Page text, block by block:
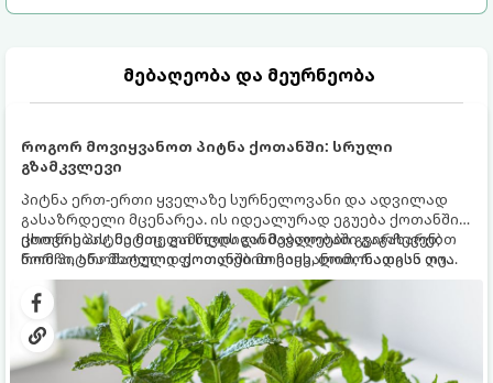
მებაღეობა და მეურნეობა
როგორ მოვიყვანოთ პიტნა ქოთანში: სრული
გზამკვლევი
პიტნა ერთ-ერთი ყველაზე სურნელოვანი და ადვილად
გასაზრდელი მცენარეა. ის იდეალურად ეგუება ქოთანში
ცხოვრებას, მეტიც, გამოცდილი მებაღეები გვირჩევენ,
რომ პიტნა მხოლოდ ქოთანში მოვიყვანოთ, რადგან ღია
გრუნტში (ბაღში) დარგვისას ის ფესვებით ძალიან
სწრაფად ვრცელდება და სხვა მცენარეებს ავიწროებს.
ქოთნის პიტნა მთელი წლის განმავლობაში გაგახარებთ
ნორჩი, არომატული ფოთლებით ჩაის, ლიმონათისა თუ
კერძებისთვის.